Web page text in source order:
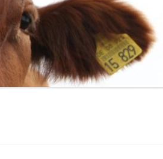
POUR UN VOYAGE AU JAPON